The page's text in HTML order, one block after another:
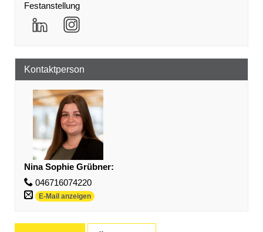
Festanstellung
Kontaktperson
Nina Sophie Grübner:
046716074220
E-Mail anzeigen